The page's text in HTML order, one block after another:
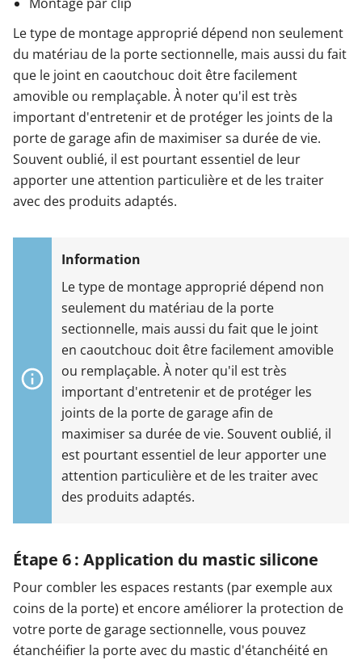
Le type de montage approprié dépend non seulement
du matériau de la porte sectionnelle, mais aussi du fait
que le joint en caoutchouc doit être facilement
amovible ou remplaçable. À noter qu'il est très
important d'entretenir et de protéger les joints de la
porte de garage afin de maximiser sa durée de vie.
Souvent oublié, il est pourtant essentiel de leur
apporter une attention particulière et de les traiter
avec des produits adaptés.
Le type de montage approprié dépend non
seulement du matériau de la porte
sectionnelle, mais aussi du fait que le joint
en caoutchouc doit être facilement amovible
ou remplaçable. À noter qu'il est très
important d'entretenir et de protéger les
joints de la porte de garage afin de
maximiser sa durée de vie. Souvent oublié, il
est pourtant essentiel de leur apporter une
attention particulière et de les traiter avec
des produits adaptés.
Étape 6 : Application du mastic silicone
Pour combler les espaces restants (par exemple aux
coins de la porte) et encore améliorer la protection de
votre porte de garage sectionnelle, vous pouvez
étanchéifier la porte avec du mastic d'étanchéité en